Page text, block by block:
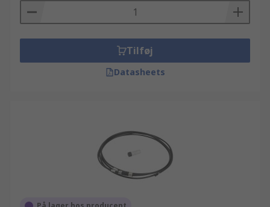
Tilføj
Datasheets